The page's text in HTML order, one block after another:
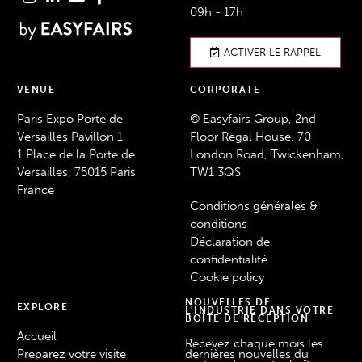
09h - 17h
ACTIVER LE RAPPEL
VENUE
Paris Expo Porte de
Versailles Pavillon 1,
1 Place de la Porte de
Versailles, 75015 Paris
France
CORPORATE
© Easyfairs Group, 2nd
Floor Regal House, 70
London Road, Twickenham,
TW1 3QS
Conditions générales &
conditions
Déclaration de
confidentialité
Cookie policy
EXPLORE
Accueil
Preparez votre visite
NOUVELLES DE
L'INDUSTRIE DANS VOTRE
BOÎTE DE RÉCEPTION
Recevez chaque mois les
dernières nouvelles du